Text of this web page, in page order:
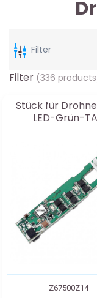
Filter
Stück für
LED-Grün-
Z67500Z14
Filter (336